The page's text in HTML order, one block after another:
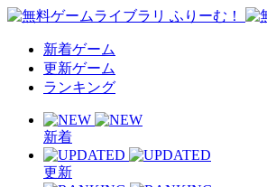
新着ゲーム
更新ゲーム
ランキング
新着
更新